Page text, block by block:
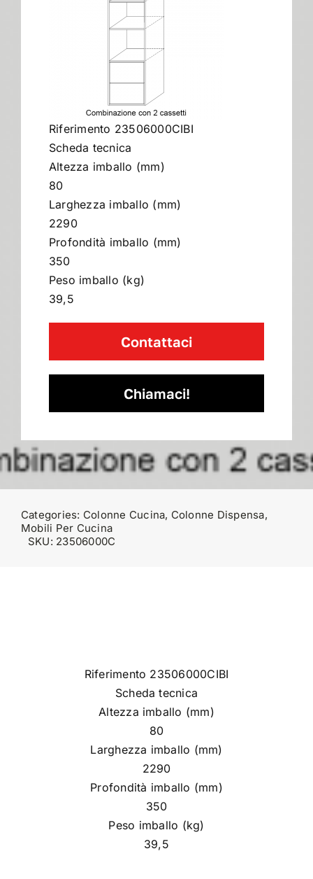
I Consigli dell’Esperto
Lavora con Noi
Riferimento 23506000CIBI
Scheda tecnica
Altezza imballo (mm)
80
Larghezza imballo (mm)
2290
Profondità imballo (mm)
350
Peso imballo (kg)
39,5
Contattaci
Chiamaci!
Categories: Colonne Cucina, Colonne Dispensa,
Mobili Per Cucina
SKU: 23506000C
Riferimento 23506000CIBI
Scheda tecnica
Altezza imballo (mm)
80
Larghezza imballo (mm)
2290
Profondità imballo (mm)
350
Peso imballo (kg)
39,5